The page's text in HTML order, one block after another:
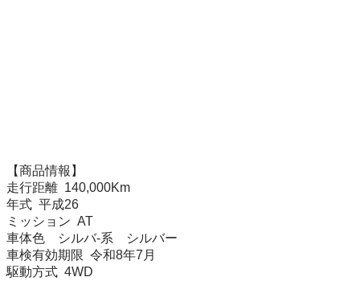
【商品情報】
走行距離  140,000Km
年式  平成26
ミッション  AT
車体色	シルバ-系    シルバー
車検有効期限  令和8年7月
駆動方式  4WD